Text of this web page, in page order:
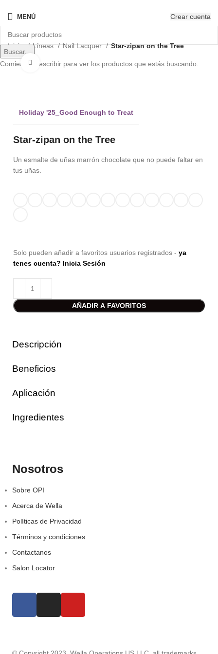
MENÚ Crear cuenta
Inicio Líneas Nail Lacquer Star-zipan on the Tree
Clic para ampliar
Holiday '25_Good Enough to Treat
Star-zipan on the Tree
Un esmalte de uñas marrón chocolate que no puede faltar en
tus uñas.
Solo pueden añadir a favoritos usuarios registrados - ya
tenes cuenta? Inicia Sesión
AÑADIR A FAVORITOS
Descripción
Beneficios
Aplicación
Ingredientes
Nosotros
Sobre OPI
Acerca de Wella
Políticas de Privacidad
Términos y condiciones
Contactanos
Salon Locator
Buscar...
Comienza a escribir para ver los productos que estás buscando.